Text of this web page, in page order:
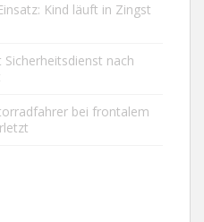
Kind läuft in Zingst
Sicherheitsdienst nach
bei frontalem